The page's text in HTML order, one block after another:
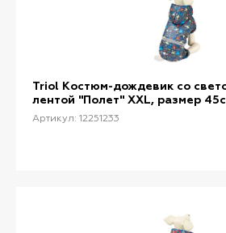
Triol Костюм-дождевик со
лентой "Полет" XXL, размер
Артикул: 12251233